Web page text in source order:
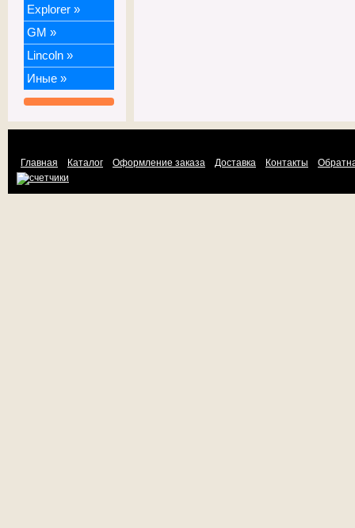
Explorer »
GM »
Lincoln »
Иные »
Главная Каталог Оформление заказа Доставка Контакты